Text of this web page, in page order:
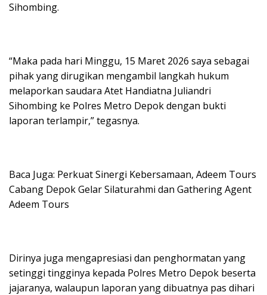
Sihombing.
“Maka pada hari Minggu, 15 Maret 2026 saya sebagai
pihak yang dirugikan mengambil langkah hukum
melaporkan saudara Atet Handiatna Juliandri
Sihombing ke Polres Metro Depok dengan bukti
laporan terlampir,” tegasnya.
Baca Juga: Perkuat Sinergi Kebersamaan, Adeem Tours
Cabang Depok Gelar Silaturahmi dan Gathering Agent
Adeem Tours
Dirinya juga mengapresiasi dan penghormatan yang
setinggi tingginya kepada Polres Metro Depok beserta
jajaranya, walaupun laporan yang dibuatnya pas dihari